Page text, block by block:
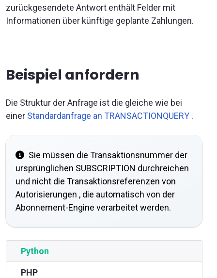
zurückgesendete Antwort enthält Felder mit
Informationen über künftige geplante Zahlungen.
Beispiel anfordern
Die Struktur der Anfrage ist die gleiche wie bei
einer Standardanfrage an TRANSACTIONQUERY .
Sie müssen die Transaktionsnummer der
ursprünglichen SUBSCRIPTION durchreichen
und nicht die Transaktionsreferenzen von
Autorisierungen , die automatisch von der
Abonnement-Engine verarbeitet werden.
Python
PHP